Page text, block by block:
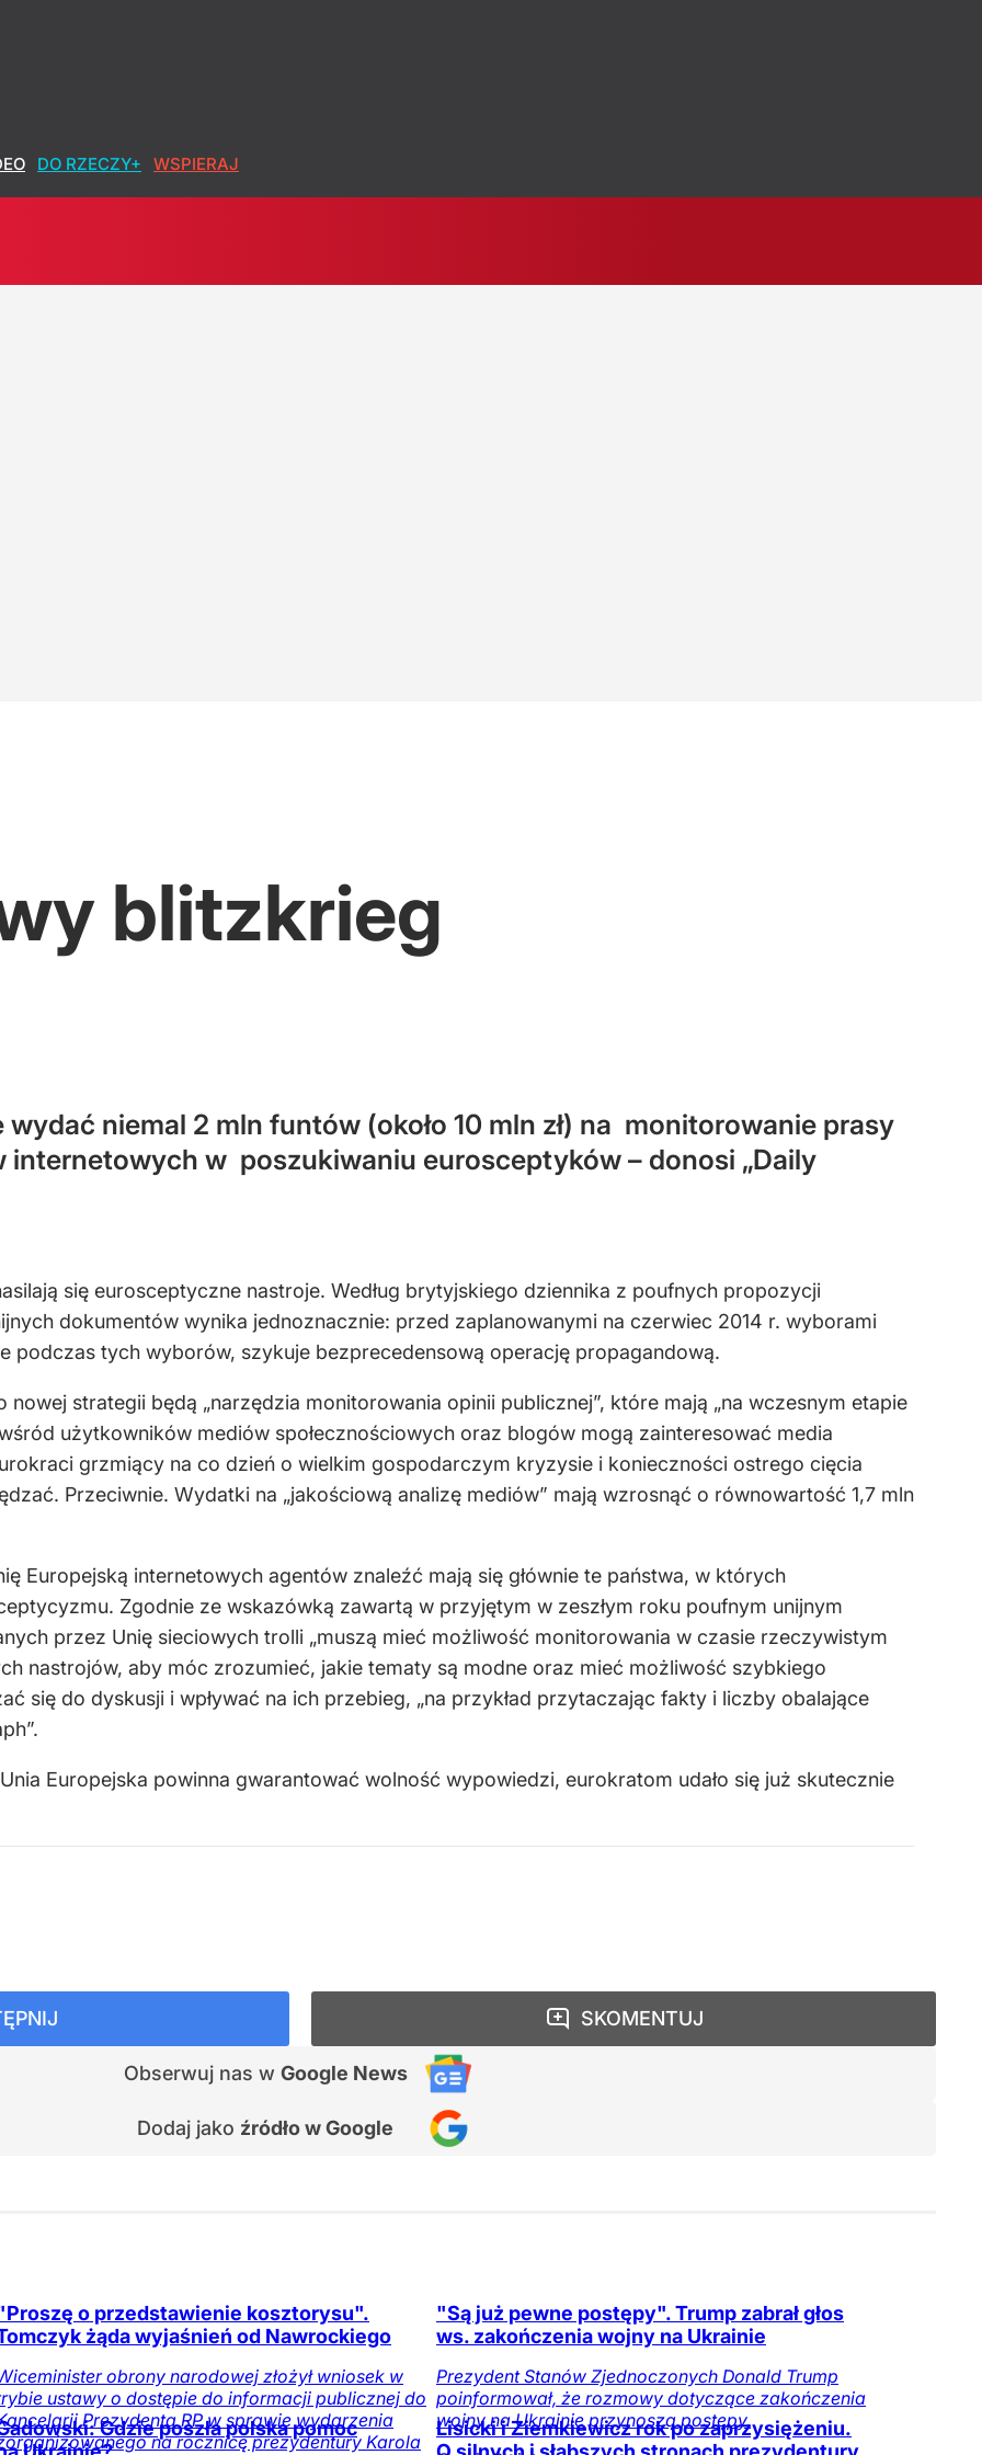
DO RZECZY+ WSPIERAJ
wojny na Ukrainie
blitzkrieg
niemal 2 mln funtów (około 10 mln zł) na monitorowanie prasy
internetowych w poszukiwaniu eurosceptyków – donosi „Daily
się eurosceptyczne nastroje. Według brytyjskiego dziennika z poufnych propozycji
dokumentów wynika jednoznacznie: przed zaplanowanymi na czerwiec 2014 r. wyborami
podczas tych wyborów, szykuje bezprecedensową operację propagandową.
nowej strategii będą „narzędzia monitorowania opinii publicznej”, które mają „na wczesnym etapie
użytkowników mediów społecznościowych oraz blogów mogą zainteresować media
grzmiący na co dzień o wielkim gospodarczym kryzysie i konieczności ostrego cięcia
Przeciwnie. Wydatki na „jakościową analizę mediów” mają wzrosnąć o równowartość 1,7 mln
Europejską internetowych agentów znaleźć mają się głównie te państwa, w których
Zgodnie ze wskazówką zawartą w przyjętym w zeszłym roku poufnym unijnym
przez Unię sieciowych trolli „muszą mieć możliwość monitorowania w czasie rzeczywistym
nastrojów, aby móc zrozumieć, jakie tematy są modne oraz mieć możliwość szybkiego
się do dyskusji i wpływać na ich przebieg, „na przykład przytaczając fakty i liczby obalające
Europejska powinna gwarantować wolność wypowiedzi, eurokratom udało się już skutecznie
Obserwuj nas w Google News
Dodaj jako źródło w Google
SKOMENTUJ
o przedstawienie kosztorysu".
żąda wyjaśnień od Nawrockiego
obrony narodowej złożył wniosek w
ustawy o dostępie do informacji publicznej do
Prezydenta RP w sprawie wydarzenia
na rocznicę prezydentury Karola
"Są już pewne postępy". Trump zabrał głos
ws. zakończenia wojny na Ukrainie
Prezydent Stanów Zjednoczonych Donald Trump
poinformował, że rozmowy dotyczące zakończenia
wojny na Ukrainie przynoszą postępy.
Gdzie poszła polska pomoc
Lisicki i Ziemkiewicz rok po zaprzysiężeniu.